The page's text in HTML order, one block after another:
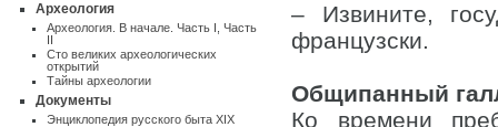
Археология
Археология. В начале. Часть I Часть
II
Сто великих археологических
открытий
Тайны археологии
Документы
Энциклопедия русского быта XIX
– Извините,
французски.
Общипанный
Ко времени